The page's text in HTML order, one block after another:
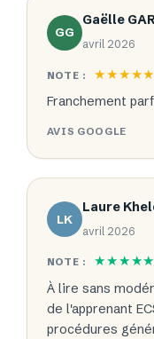
GG
Gaëlle
avril 2026
NOTE : ★★★★★
Franchement
AVIS GOOGLE
LK
Laure
avril 2026
NOTE : ★★★★★
À lire sans
de l'apprenant
procédures